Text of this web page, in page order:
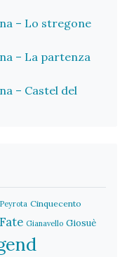
– Lo stregone
– La partenza
– Castel del
Cinquecento
Fate Gianavello Giosuè